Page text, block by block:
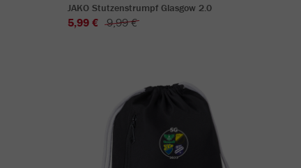
JAKO Stutzenstrumpf Glasgow 2.0
5,99 € 9,99 €